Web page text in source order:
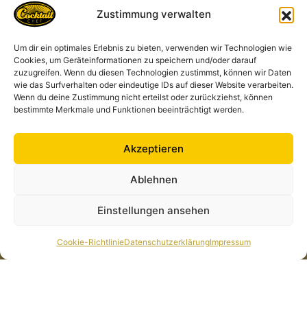
Zustimmung verwalten
Um dir ein optimales Erlebnis zu bieten, verwenden wir Technologien wie
Cookies, um Geräteinformationen zu speichern und/oder darauf
zuzugreifen. Wenn du diesen Technologien zustimmst, können wir Daten
wie das Surfverhalten oder eindeutige IDs auf dieser Website verarbeiten.
Wenn du deine Zustimmung nicht erteilst oder zurückziehst, können
bestimmte Merkmale und Funktionen beeinträchtigt werden.
Akzeptieren
Ablehnen
Einstellungen ansehen
Cookie-RichtlinieDatenschutzerklärungImpressum
Kontakt
Cocktailchef GmbH
Am Markt 11, 35287 Amöneburg Deutschland
anfrage@cocktailchef-anlage.de
+49 1573 435 3218
Rechtliches
Datenschutzerklärung
Cookie-Richtlinie (EU)
Alle Links
Cocktailchef in Deiner
Über Uns